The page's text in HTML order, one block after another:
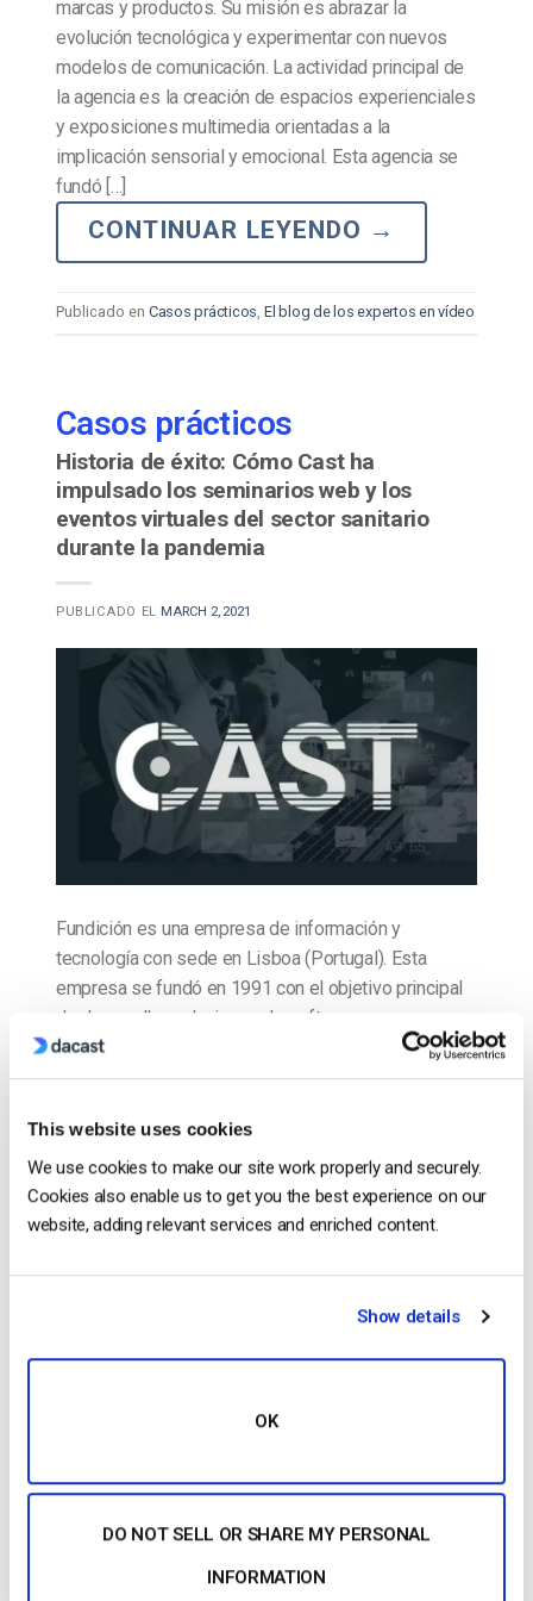
This website uses cookies
We use cookies to make our site work properly and securely.
Cookies also enable us to get you the best experience on our
website, adding relevant services and enriched content.
Show details
OK
DO NOT SELL OR SHARE MY PERSONAL
INFORMATION
marcas y productos. Su misión es abrazar la
evolución tecnológica y experimentar con nuevos
modelos de comunicación. La actividad principal de
la agencia es la creación de espacios experienciales
y exposiciones multimedia orientadas a la
implicación sensorial y emocional. Esta agencia se
fundó […]
CONTINUAR LEYENDO →
Publicado en Casos prácticos,El blog de los expertos en vídeo
Casos prácticos
Historia de éxito: Cómo Cast ha
impulsado los seminarios web y los
eventos virtuales del sector sanitario
durante la pandemia
PUBLICADO EL MARCH 2, 2021
Fundición es una empresa de información y
tecnología con sede en Lisboa (Portugal). Esta
empresa se fundó en 1991 con el objetivo principal
de desarrollar soluciones de software
personalizadas para organizaciones sanitarias,
incluidos hospitales y clínicas. La empresa es
actividad han dejado una notable huella en el sector
[…]
CONTINUAR LEYENDO→
El blog de los expertos en
Las 16 mejores aplicaciones de
Todo lo que necesita saber